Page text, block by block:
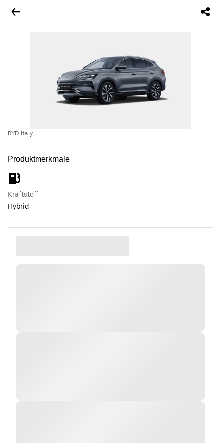
BYD Italy
Produktmerkmale
Kraftstoff
Hybrid